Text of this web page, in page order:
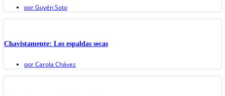
porGuyén Soto
Chavistamente: Los espaldas secas
porCarola Chávez